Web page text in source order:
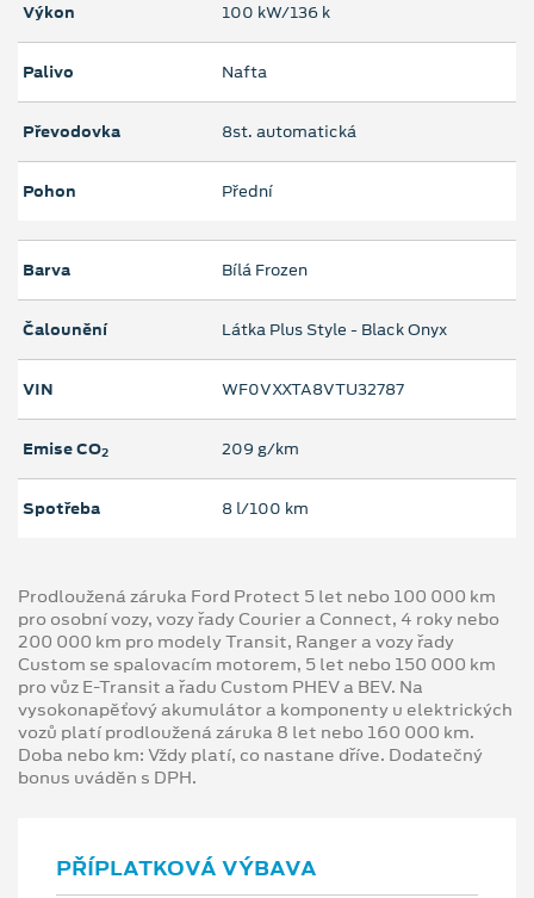
Výkon 100 kW/136 k
Palivo Nafta
Převodovka 8st. automatická
Pohon Přední
Barva Bílá Frozen
Čalounění Látka Plus Style - Black Onyx
VIN WF0VXXTA8VTU32787
Emise CO2 209 g/km
Spotřeba 8 l/100 km
Prodloužená záruka Ford Protect 5 let nebo 100 000 km
pro osobní vozy, vozy řady Courier a Connect, 4 roky nebo
200 000 km pro modely Transit, Ranger a vozy řady
Custom se spalovacím motorem, 5 let nebo 150 000 km
pro vůz E-Transit a řadu Custom PHEV a BEV. Na
vysokonapěťový akumulátor a komponenty u elektrických
vozů platí prodloužená záruka 8 let nebo 160 000 km.
Doba nebo km: Vždy platí, co nastane dříve. Dodatečný
bonus uváděn s DPH.
PŘÍPLATKOVÁ VÝBAVA